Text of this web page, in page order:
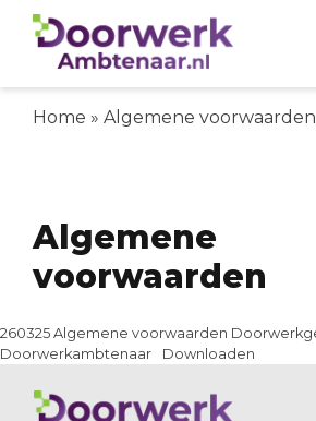
Skip to content
Home » Algemene voorwaarden
Algemene
voorwaarden
260325 Algemene voorwaarden
Doorwerkambtenaar
Downloaden